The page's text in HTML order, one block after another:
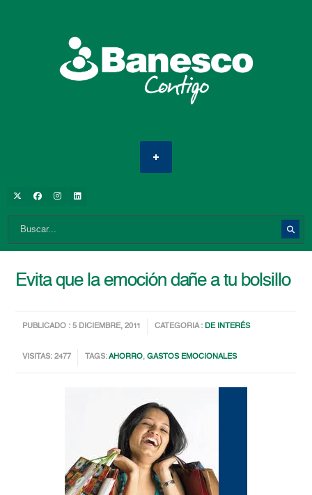
Evita que la emoción dañe a tu bolsillo
PUBLICADO : 5 DICIEMBRE, 2011 CATEGORIA :DE INTERÉS
VISITAS: 2477 TAGS:AHORRO,GASTOS EMOCIONALES